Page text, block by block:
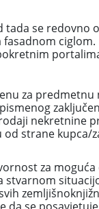
tada se redovno
za predmetnu
nekretnine
strane kupca/
za
stvarnom